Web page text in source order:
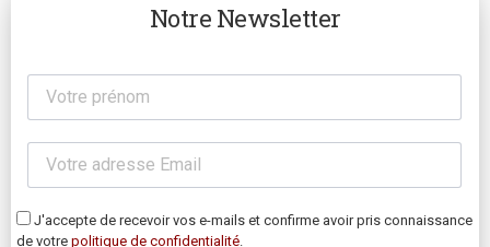
Notre Newsletter
J'accepte de recevoir vos e-mails et confirme avoir pris connaissance
de votre politique de confidentialité